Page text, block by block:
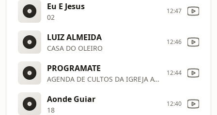
Eu E Jesus
02
12:47
LUIZ ALMEIDA
CASA DO OLEIRO
12:46
PROGRAMATE
AGENDA DE CULTOS DA IGREJA AVISOSO
12:44
Aonde Guiar
18
12:40